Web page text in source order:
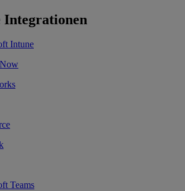
Integrationen
Intune
Teams